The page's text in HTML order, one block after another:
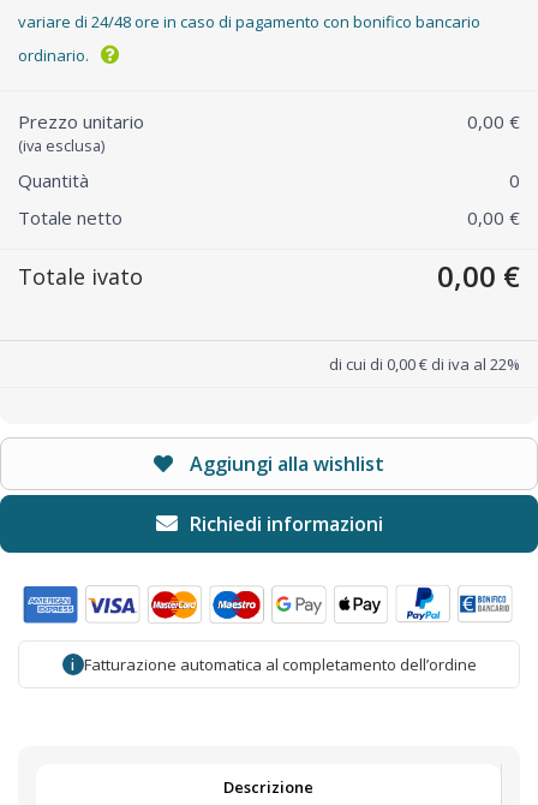
variare di 24/48 ore in caso di pagamento con bonifico bancario
ordinario.
Prezzo unitario
(iva esclusa)
0,00 €
Quantità
0
Totale netto
0,00 €
Totale ivato 0,00 €
di cui di 0,00 € di iva al 22%
Aggiungi alla wishlist
i Fatturazione automatica al completamento dell’ordine
Descrizione